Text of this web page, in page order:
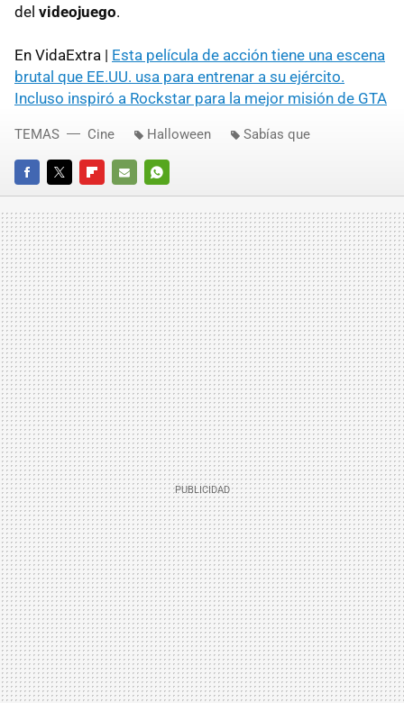
del videojuego.
En VidaExtra | Esta película de acción tiene una escena
brutal que EE.UU. usa para entrenar a su ejército.
Incluso inspiró a Rockstar para la mejor misión de GTA
FACEBOOKTWITTERFLIPBOARD
E-
MAIL
WHATSAPP
TEMAS Cine Halloween Sabías que